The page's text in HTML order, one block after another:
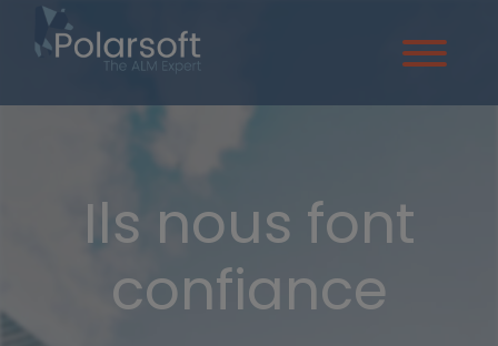
Ils nous font
confiance